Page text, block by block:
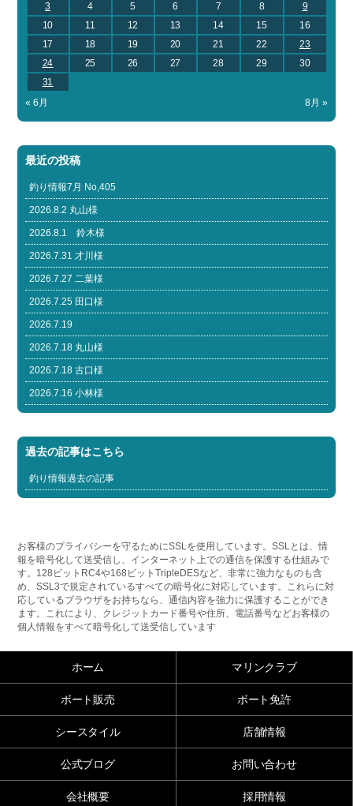
3
4 5 6 7 8
9
10
11 12 13 14 15
16
17
18 19 20 21 22
23
24
25 26 27 28 29
30
31
« 6月
8月 »
最近の投稿
釣り情報7月 No,405
2026.8.2 丸山様
2026.8.1 鈴木様
2026.7.31 才川様
2026.7.27 二葉様
2026.7.25 田口様
2026.7.19
2026.7.18 丸山様
2026.7.18 古口様
2026.7.16 小林様
過去の記事はこちら
釣り情報過去の記事
お客様のプライバシーを守るためにSSLを使用しています。SSLとは、情
報を暗号化して送受信し、インターネット上での通信を保護する仕組みで
す。128ビットRC4や168ビットTripleDESなど、非常に強力なものも含
め、SSL3で規定されているすべての暗号化に対応しています。これらに対
応しているブラウザをお持ちなら、通信内容を強力に保護することができ
ます。これにより、クレジットカード番号や住所、電話番号などお客様の
個人情報をすべて暗号化して送受信しています
ホーム マリンクラブ
ボート販売 ボート免許
シースタイル 店舗情報
公式ブログ お問い合わせ
会社概要 採用情報